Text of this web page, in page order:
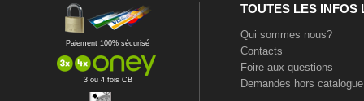
Paiement 100% sécurisé
3 ou 4 fois CB
TOUTES LES INFOS
Qui sommes nous?
Contacts
Foire aux questions
Demandes hors catalogue